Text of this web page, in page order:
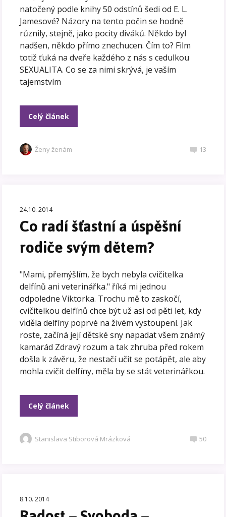
natočený podle knihy 50 odstínů šedi od E. L.
Jamesové? Názory na tento počin se hodně
různily, stejně, jako pocity diváků. Někdo byl
nadšen, někdo přímo znechucen. Čím to? Film
totiž ťuká na dveře každého z nás s cedulkou
SEXUALITA. Co se za nimi skrývá, je vaším
tajemstvím
Celý článek
Ženy ženám 13
24.10. 2014
Co radí šťastní a úspěšní
rodiče svým dětem?
"Mami, přemýšlím, že bych nebyla cvičitelka
delfínů ani veterinářka." říká mi jednou
odpoledne Viktorka. Trochu mě to zaskočí,
cvičitelkou delfínů chce být už asi od pěti let, kdy
viděla delfíny poprvé na živém vystoupení. Jak
roste, začíná její dětské sny napadat všem známý
kamarád Zdravý rozum a tak zhruba před rokem
došla k závěru, že nestačí učit se potápět, ale aby
mohla cvičit delfíny, měla by se stát veterinářkou.
Celý článek
Stanislava Stiborová Mrázková 50
8.10. 2014